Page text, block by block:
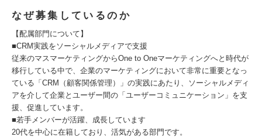
なぜ募集しているのか
【配属部門について】
■CRM実践をソーシャルメディアで支援
従来のマスマーケティングからOne to Oneマーケティングへと時代が
移行している中で、企業のマーケティングにおいて非常に重要となっ
ている「CRM（顧客関係管理）」の実践にあたり、ソーシャルメディ
アを介して企業とユーザー間の「ユーザーコミュニケーション」を支
援、促進しています。
■若手メンバーが活躍、成長しています
20代を中心に在籍しており、活気がある部門です。